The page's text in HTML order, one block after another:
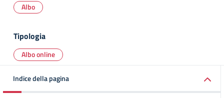
Albo
Tipologia
Albo online
Indice della pagina